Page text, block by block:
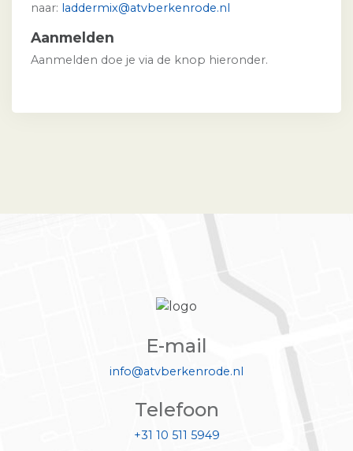
naar: laddermix@atvberkenrode.nl
Aanmelden
Aanmelden doe je via de knop hieronder.
E-mail
info@atvberkenrode.nl
Telefoon
+31 10 511 5949